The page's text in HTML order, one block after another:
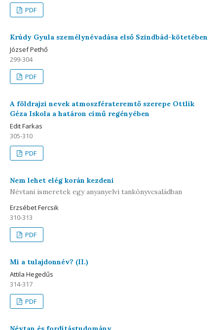
PDF
Krúdy Gyula személynévadása első Szindbád-kötetében
József Pethő
299-304
PDF
A földrajzi nevek atmoszférateremtő szerepe Ottlik
Géza Iskola a határon című regényében
Edit Farkas
305-310
PDF
Nem lehet elég korán kezdeni
Névtani ismeretek egy anyanyelvi tankönyvcsaládban
Erzsébet Fercsik
310-313
PDF
Mi a tulajdonnév? (II.)
Attila Hegedűs
314-317
PDF